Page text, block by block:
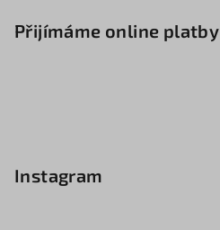
Přijímáme online platby
Instagram